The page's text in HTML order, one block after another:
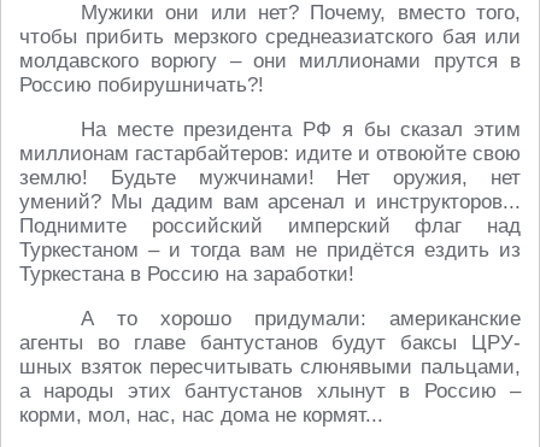
Мужики они или нет? Почему, вместо того,
чтобы прибить мерзкого среднеазиатского бая или
молдавского ворюгу – они миллионами прутся в
Россию побирушничать?!
На месте президента РФ я бы сказал этим
миллионам гастарбайтеров: идите и отвоюйте свою
землю! Будьте мужчинами! Нет оружия, нет
умений? Мы дадим вам арсенал и инструкторов...
Поднимите российский имперский флаг над
Туркестаном – и тогда вам не придётся ездить из
Туркестана в Россию на заработки!
А то хорошо придумали: американские
агенты во главе бантустанов будут баксы ЦРУ-
шных взяток пересчитывать слюнявыми пальцами,
а народы этих бантустанов хлынут в Россию –
корми, мол, нас, нас дома не кормят...